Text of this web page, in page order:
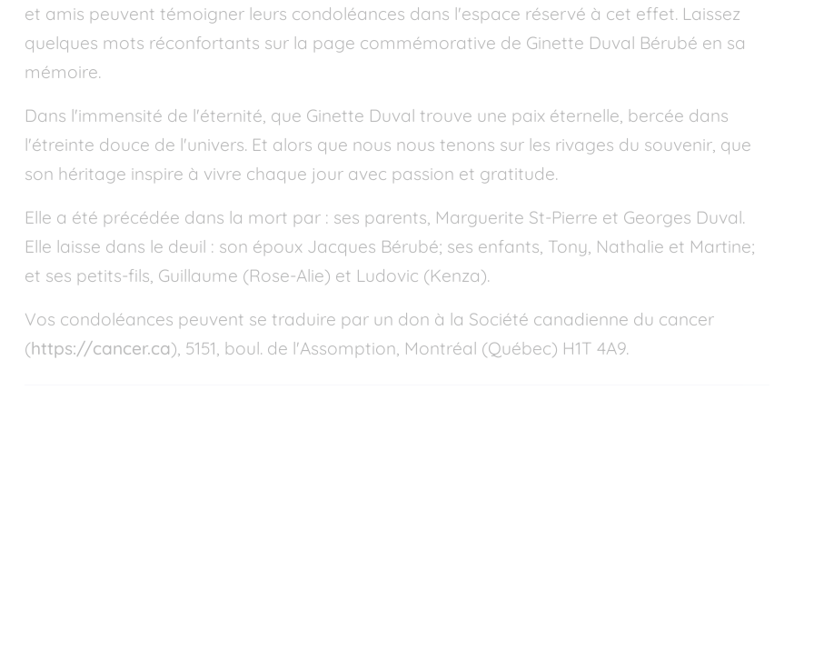
et amis peuvent témoigner leurs condoléances dans l'espace réservé à cet effet. Laissez
quelques mots réconfortants sur la page commémorative de Ginette Duval Bérubé en sa
mémoire.
Dans l'immensité de l'éternité, que Ginette Duval trouve une paix éternelle, bercée dans
l'étreinte douce de l'univers. Et alors que nous nous tenons sur les rivages du souvenir, que
son héritage inspire à vivre chaque jour avec passion et gratitude.
Elle a été précédée dans la mort par : ses parents, Marguerite St-Pierre et Georges Duval.
Elle laisse dans le deuil : son époux Jacques Bérubé; ses enfants, Tony, Nathalie et Martine;
et ses petits-fils, Guillaume (Rose-Alie) et Ludovic (Kenza).
Vos condoléances peuvent se traduire par un don à la Société canadienne du cancer
(https://cancer.ca), 5151, boul. de l'Assomption, Montréal (Québec) H1T 4A9.